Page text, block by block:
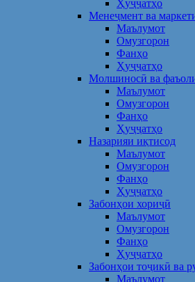
Ҳуҷҷатҳо
Менеҷмент ва
Маълумот
Омузгорон
Фанҳо
Ҳуҷҷатҳо
Молшиносӣ ва
Маълумот
Омузгорон
Фанҳо
Ҳуҷҷатҳо
Назарияи иқтисод
Маълумот
Омузгорон
Фанҳо
Ҳуҷҷатҳо
Забонҳои хориҷӣ
Маълумот
Омузгорон
Фанҳо
Ҳуҷҷатҳо
Забонҳои тоҷикӣ ва
Маълумот